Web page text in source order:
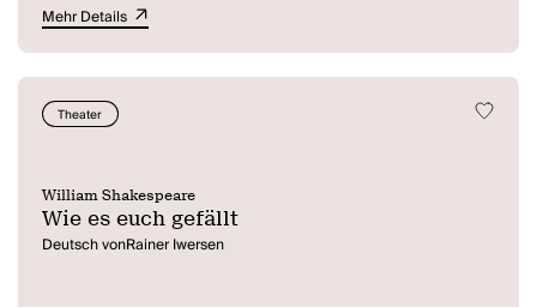
Mehr Details
Theater
William Shakespeare
Wie es euch gefällt
Deutsch vonRainer Iwersen